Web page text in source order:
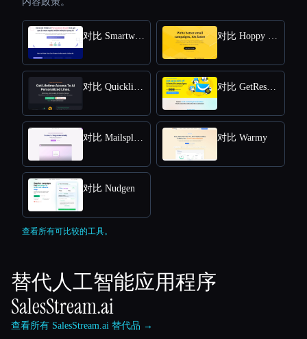
对比 Smartwriter 对比 Hoppy Copy
对比 Quicklines 对比 GetResponse
对比 Mailsplash AI 对比 Warmy
对比 Nudgen
查看所有可比较的工具。
替代人工智能应用程序
SalesStream.ai
查看所有 SalesStream.ai 替代品 →